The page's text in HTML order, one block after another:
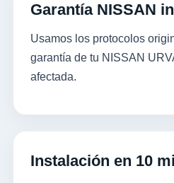
Garantía NISSAN
Usamos los protocolos
garantía de tu NISSAN
afectada.
Instalación en 10